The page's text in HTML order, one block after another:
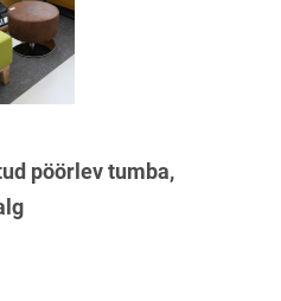
pöörlev tumba,